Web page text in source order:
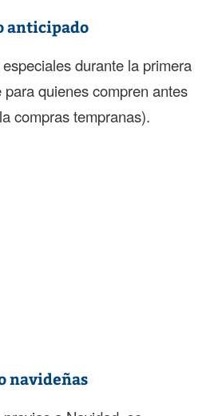
anticipado
durante la primera
quienes compren antes
compras tempranas).
navideñas